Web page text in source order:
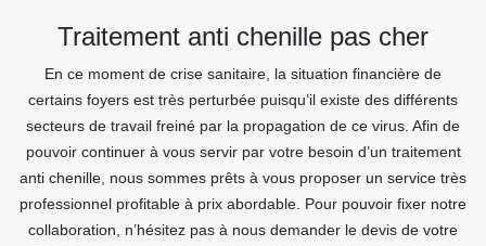
Traitement anti chenille pas cher
En ce moment de crise sanitaire, la situation financière de
certains foyers est très perturbée puisqu’il existe des différents
secteurs de travail freiné par la propagation de ce virus. Afin de
pouvoir continuer à vous servir par votre besoin d’un traitement
anti chenille, nous sommes prêts à vous proposer un service très
professionnel profitable à prix abordable. Pour pouvoir fixer notre
collaboration, n’hésitez pas à nous demander le devis de votre